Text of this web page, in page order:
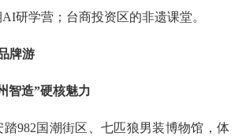
研学营；台商投资区的非遗课堂。
牌游
造”硬核魅力
国潮街区、七匹狼男装博物馆，体